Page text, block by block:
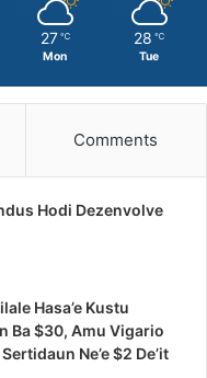
27 ℃
Mon
28 ℃
Tue
Comments
Hodi Dezenvolve
Hasa’e Kustu
Ba $30, Amu Vigario
Ne’e $2 De’it